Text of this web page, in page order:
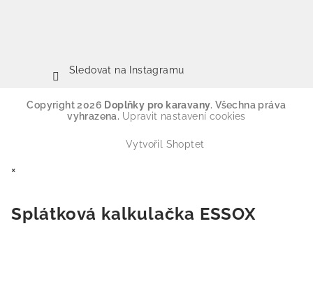
Sledovat na Instagramu
Copyright 2026 Doplňky pro karavany. Všechna práva
vyhrazena. Upravit nastavení cookies
Vytvořil Shoptet
×
Splátková kalkulačka ESSOX